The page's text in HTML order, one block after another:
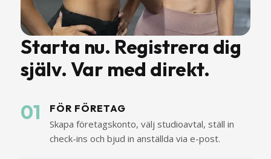
Starta nu. Registrera dig
själv. Var med direkt.
01
FÖR FÖRETAG
Skapa företagskonto, välj studioavtal, ställ in
check-ins och bjud in anställda via e-post.